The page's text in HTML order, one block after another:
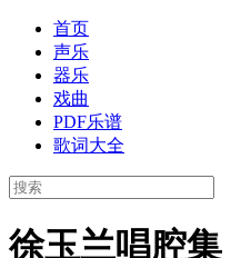
首页
声乐
器乐
戏曲
PDF乐谱
歌词大全
徐玉兰唱腔